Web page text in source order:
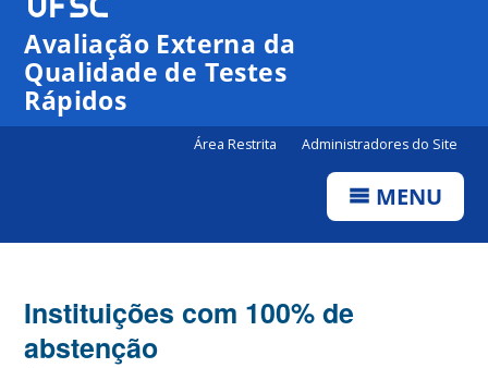
Avaliação Externa da
Qualidade de Testes
Rápidos
Área Restrita Administradores do Site
MENU
Instituições com 100% de
abstenção